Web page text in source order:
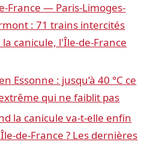
France — Paris-Limoges-
: 71 trains intercités
canicule, l'Île-de-France
Essonne : jusqu’à 40 °C ce
qui ne faiblit pas
la canicule va-t-elle enfin
de-France ? Les dernières